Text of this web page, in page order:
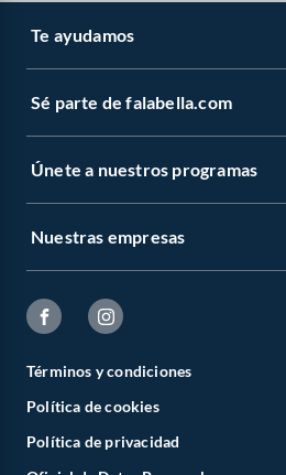
Te ayudamos
Sé parte de falabella.com
Únete a nuestros programas
Nuestras empresas
Términos y condiciones
Política de cookies
Política de privacidad